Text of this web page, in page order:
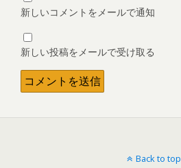
新しいコメントをメールで通知
新しい投稿をメールで受け取る
Back to top